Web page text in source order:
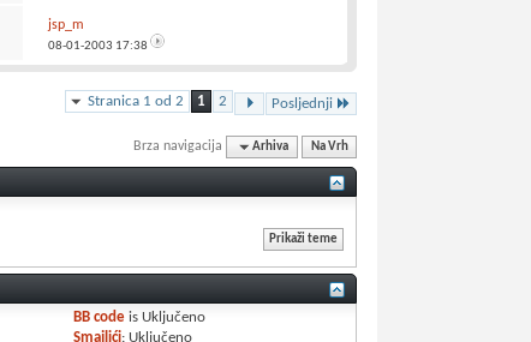
jsp_m
08-01-2003 17:38
Stranica 1 od 2 1 2 Posljednji
Brza navigacija Arhiva Na Vrh
BB code isUključeno
Smajlići: Uključeno